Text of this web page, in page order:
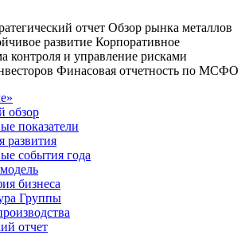
отчет Обзор рынка металлов
развитие Корпоративное
контроля и управление рисками
Финасовая отчетность по МСФО
обзор
показатели
развития
события года
бизнеса
Группы
отчет